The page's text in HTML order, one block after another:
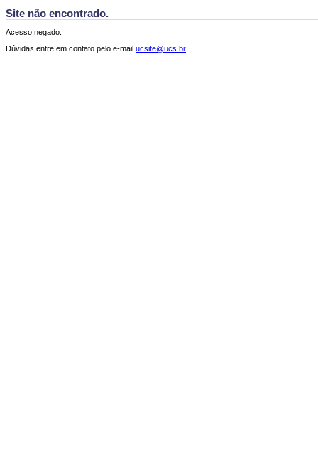
Site não encontrado.
Acesso negado.
Dúvidas entre em contato pelo e-mail ucsite@ucs.br